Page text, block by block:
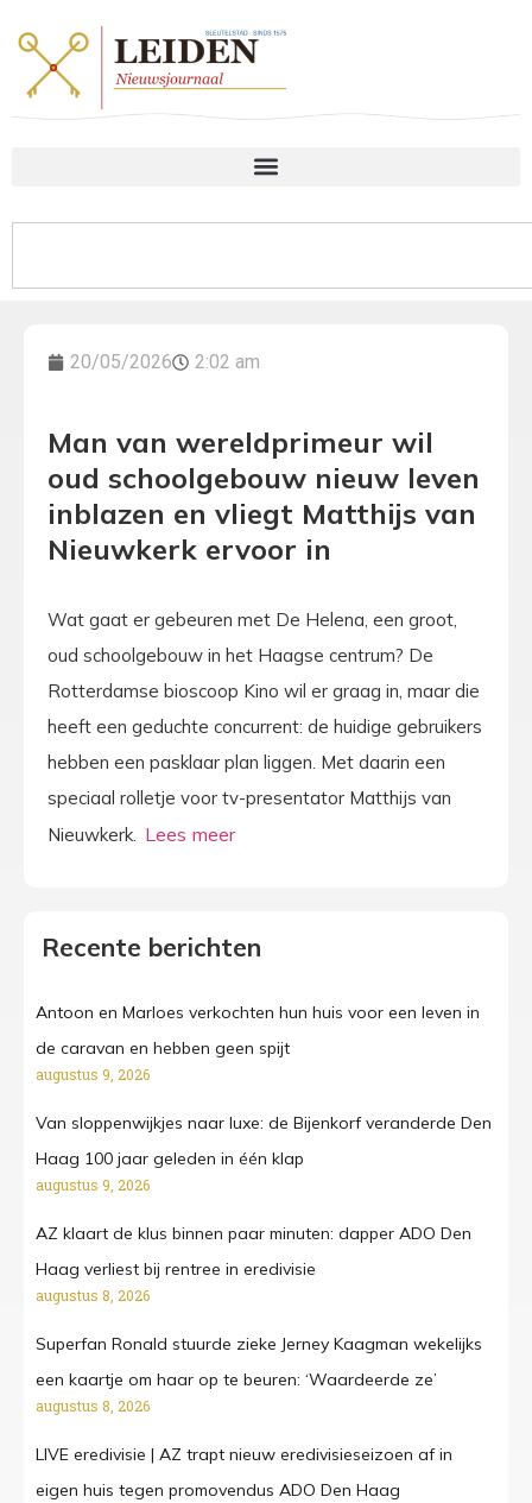
20/05/2026 2:02 am
Man van wereldprimeur wil
oud schoolgebouw nieuw leven
inblazen en vliegt Matthijs van
Nieuwkerk ervoor in
Wat gaat er gebeuren met De Helena, een groot,
oud schoolgebouw in het Haagse centrum? De
Rotterdamse bioscoop Kino wil er graag in, maar die
heeft een geduchte concurrent: de huidige gebruikers
hebben een pasklaar plan liggen. Met daarin een
speciaal rolletje voor tv-presentator Matthijs van
Nieuwkerk.
Recente berichten
Antoon en Marloes verkochten hun huis voor een leven in
de caravan en hebben geen spijt
augustus 9, 2026
Van sloppenwijkjes naar luxe: de Bijenkorf veranderde Den
Haag 100 jaar geleden in één klap
augustus 9, 2026
AZ klaart de klus binnen paar minuten: dapper ADO Den
Haag verliest bij rentree in eredivisie
augustus 8, 2026
Superfan Ronald stuurde zieke Jerney Kaagman wekelijks
een kaartje om haar op te beuren: ‘Waardeerde ze’
augustus 8, 2026
LIVE eredivisie | AZ trapt nieuw eredivisieseizoen af in
eigen huis tegen promovendus ADO Den Haag